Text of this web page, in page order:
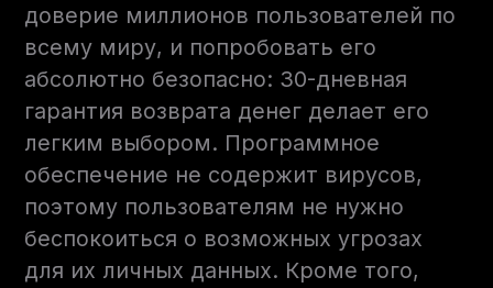
доверие миллионов пользователей по
всему миру, и попробовать его
абсолютно безопасно: 30-дневная
гарантия возврата денег делает его
легким выбором. Программное
обеспечение не содержит вирусов,
поэтому пользователям не нужно
беспокоиться о возможных угрозах
для их личных данных. Кроме того,